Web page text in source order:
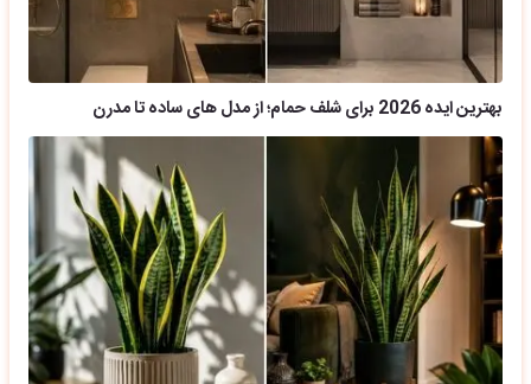
بهترین ایده 2026 برای شلف حمام؛ از مدل های ساده تا مدرن